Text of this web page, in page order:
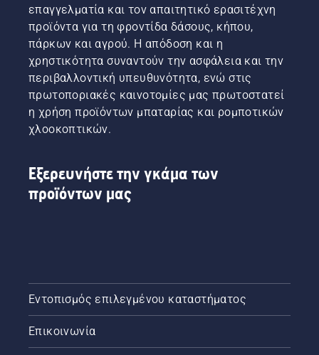
επαγγελματία και τον απαιτητικό ερασιτέχνη
προϊόντα για τη φροντίδα δάσους, κήπου,
πάρκων και αγρού. Η απόδοση και η
χρηστικότητα συναντούν την ασφάλεια και την
περιβαλλοντική υπευθυνότητα, ενώ στις
πρωτοποριακές καινοτομίες μας πρωτοστατεί
η χρήση προϊόντων μπαταρίας και ρομποτικών
χλοοκοπτικών.
Εξερευνήστε την γκάμα των
προϊόντων μας
Εντοπισμός επιλεγμένου καταστήματος
Επικοινωνία